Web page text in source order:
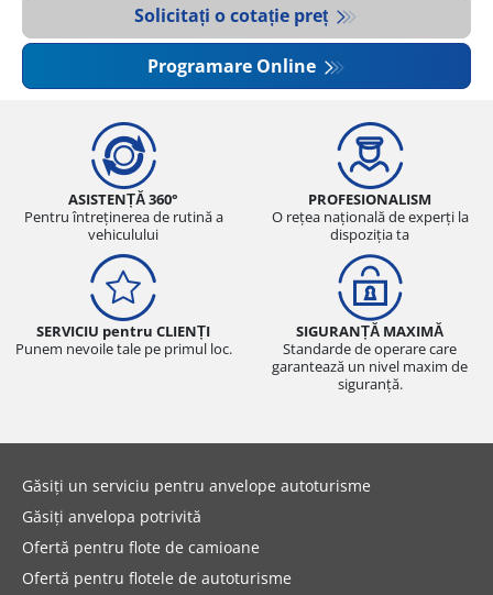
Solicitați o cotație preț
Programare Online
ASISTENȚĂ 360°
Pentru întreținerea de rutină a
vehiculului
PROFESIONALISM
O rețea națională de experți la
dispoziția ta
SERVICIU pentru CLIENȚI
Punem nevoile tale pe primul loc.
SIGURANȚĂ MAXIMĂ
Standarde de operare care
garantează un nivel maxim de
siguranță.
Găsiți un serviciu pentru anvelope autoturisme
Găsiți anvelopa potrivită
Ofertă pentru flote de camioane
Ofertă pentru flotele de autoturisme